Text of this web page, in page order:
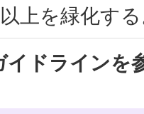
上を緑化す
イドラインを